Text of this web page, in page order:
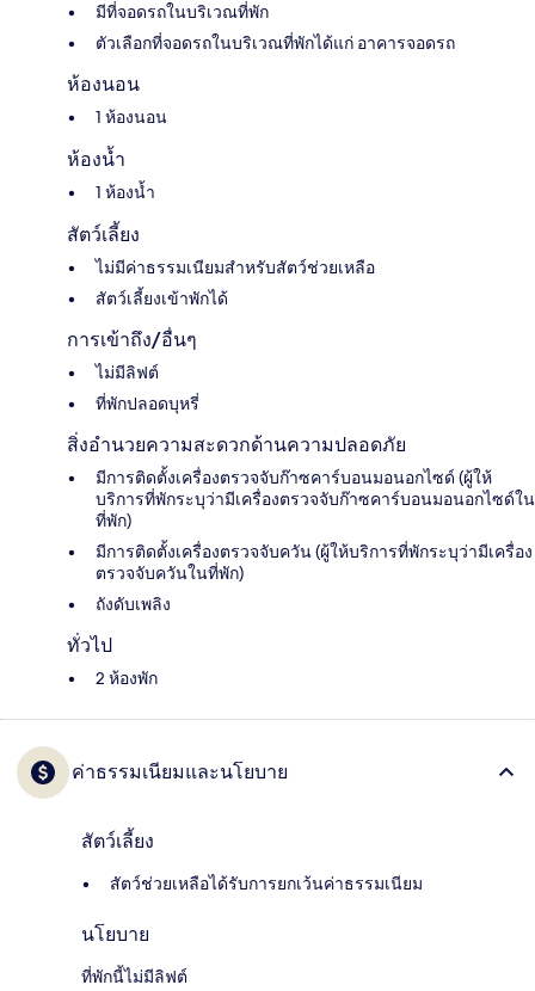
มีที่จอดรถในบริเวณที่พัก
ตัวเลือกที่จอดรถในบริเวณที่พักได้แก่ อาคารจอดรถ
ห้องนอน
1 ห้องนอน
ห้องน้ำ
1 ห้องน้ำ
สัตว์เลี้ยง
ไม่มีค่าธรรมเนียมสำหรับสัตว์ช่วยเหลือ
สัตว์เลี้ยงเข้าพักได้
การเข้าถึง/อื่นๆ
ไม่มีลิฟต์
ที่พักปลอดบุหรี่
สิ่งอำนวยความสะดวกด้านความปลอดภัย
มีการติดตั้งเครื่องตรวจจับก๊าซคาร์บอนมอนอกไซด์ (ผู้ให้
บริการที่พักระบุว่ามีเครื่องตรวจจับก๊าซคาร์บอนมอนอกไซด์ใน
ที่พัก)
มีการติดตั้งเครื่องตรวจจับควัน (ผู้ให้บริการที่พักระบุว่ามีเครื่อง
ตรวจจับควันในที่พัก)
ถังดับเพลิง
ทั่วไป
2 ห้องพัก
ค่าธรรมเนียมและนโยบาย
สัตว์เลี้ยง
สัตว์ช่วยเหลือได้รับการยกเว้นค่าธรรมเนียม
นโยบาย
ที่พักนี้ไม่มีลิฟต์